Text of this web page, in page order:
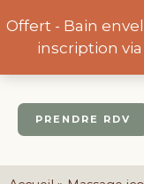
Offert - Bain
inscription
au
contenu
PRENDRE RDV